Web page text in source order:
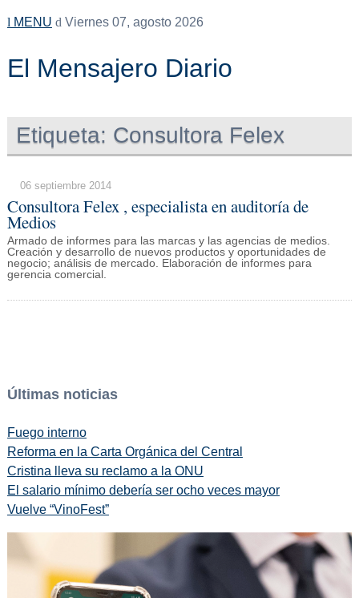
MENU Viernes 07, agosto 2026
El Mensajero Diario
Etiqueta: Consultora Felex
06 septiembre 2014
Consultora Felex , especialista en auditoría de
Medios
Armado de informes para las marcas y las agencias de medios.
Creación y desarrollo de nuevos productos y oportunidades de
negocio; análisis de mercado. Elaboración de informes para
gerencia comercial.
Últimas noticias
Fuego interno
Reforma en la Carta Orgánica del Central
Cristina lleva su reclamo a la ONU
El salario mínimo debería ser ocho veces mayor
Vuelve “VinoFest”